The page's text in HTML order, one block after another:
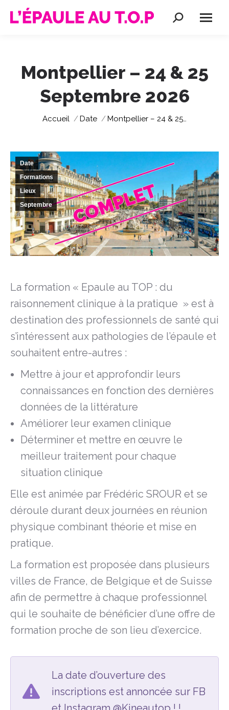
Recherche
Montpellier – 24 & 25
Septembre 2026
Vous êtes ici :
Accueil Date Montpellier – 24 & 25…
Date
Formations
Lieux
Septembre
La formation « Epaule au TOP : du
raisonnement clinique à la pratique » est à
destination des professionnels de santé qui
s’intéressent aux pathologies de l’épaule et
souhaitent entre-autres :
Mettre à jour et approfondir leurs
connaissances en fonction des dernières
données de la littérature
Améliorer leur examen clinique
Déterminer et mettre en œuvre le
meilleur traitement pour chaque
situation clinique
Elle est animée par Frédéric SROUR et se
déroule durant deux journées en réunion
physique combinant théorie et mise en
pratique.
La formation est proposée dans plusieurs
villes de France, de Belgique et de Suisse
afin de permettre à chaque professionnel
qui le souhaite de bénéficier d’une offre de
formation proche de son lieu d’exercice.
La date d’ouverture des
inscriptions est annoncée sur FB